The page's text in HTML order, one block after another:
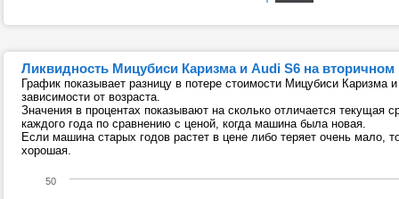
Ликвидность Мицубиси Каризма и Audi S6 на
График показывает разницу в потере стоимости Мицубиси Каризма
зависимости от возраста.
Значения в процентах показывают на сколько отличается текущая
каждого года по сравнению с ценой, когда машина была новая.
Если машина старых годов растет в цене либо теряет очень мало,
хорошая.
50